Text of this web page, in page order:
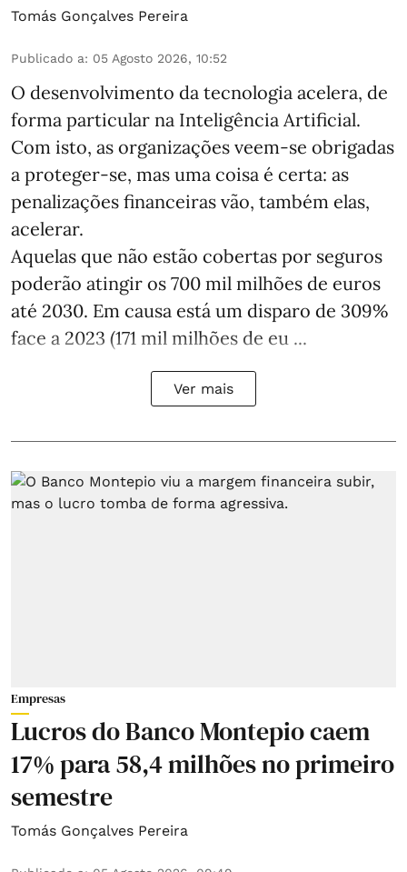
Tomás Gonçalves Pereira
Publicado a: 05 Agosto 2026, 10:52
O desenvolvimento da tecnologia acelera, de
forma particular na Inteligência Artificial.
Com isto, as organizações veem-se obrigadas
a proteger-se, mas uma coisa é certa: as
penalizações financeiras vão, também elas,
acelerar.
Aquelas que não estão cobertas por seguros
poderão atingir os 700 mil milhões de euros
até 2030. Em causa está um disparo de 309%
face a 2023 (171 mil milhões de eu ...
Ver mais
Empresas
Lucros do Banco Montepio caem
17% para 58,4 milhões no primeiro
semestre
Tomás Gonçalves Pereira